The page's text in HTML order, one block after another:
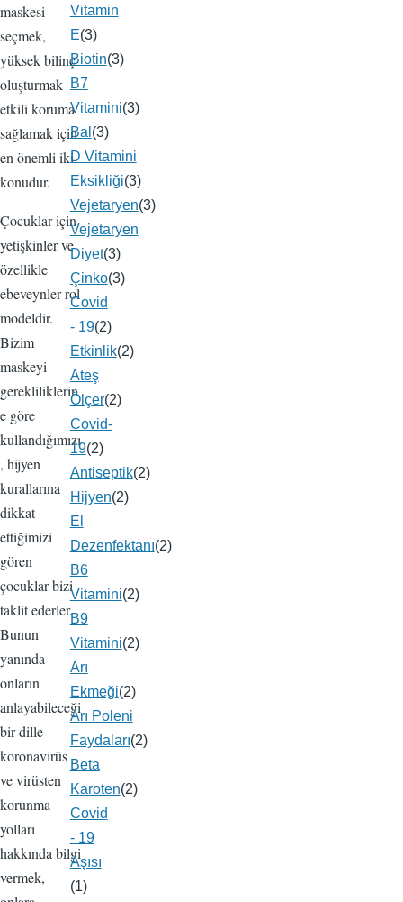
maskesi
seçmek,
yüksek bilinç
oluşturmak
etkili koruma
sağlamak için
en önemli iki
konudur.
Çocuklar için
yetişkinler ve
özellikle
ebeveynler rol
modeldir.
Bizim
maskeyi
gerekliliklerin
e göre
kullandığımızı
, hijyen
kurallarına
dikkat
ettiğimizi
gören
çocuklar bizi
taklit ederler.
Bunun
yanında
onların
anlayabileceği
bir dille
koronavirüs
ve virüsten
korunma
yolları
hakkında bilgi
vermek,
Vitamin
E(3)
Biotin(3)
B7
Vitamini(3)
Bal (3)
D Vitamini
Eksikliği(3)
Vejetaryen(3)
Vejetaryen
Diyet(3)
Çinko(3)
Covid
- 19(2)
Etkinlik(2)
Ateş
Ölçer(2)
Covid-
19(2)
Antiseptik(2)
Hijyen(2)
El
Dezenfektanı(2)
B6
Vitamini(2)
B9
Vitamini(2)
Arı
Ekmeği(2)
Arı Poleni
Faydaları(2)
Beta
Karoten(2)
Covid
- 19
Aşısı
(1)